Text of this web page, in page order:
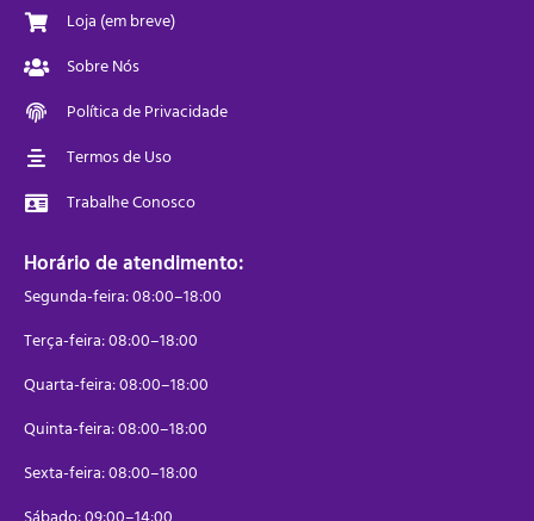
Loja (em breve)
Sobre Nós
Política de Privacidade
Termos de Uso
Trabalhe Conosco
Horário de atendimento:
Segunda-feira: 08:00–18:00
Terça-feira: 08:00–18:00
Quarta-feira: 08:00–18:00
Quinta-feira: 08:00–18:00
Sexta-feira: 08:00–18:00